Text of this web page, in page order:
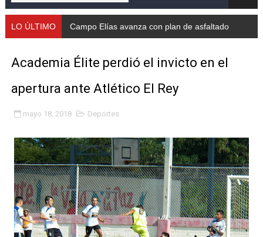
Gobernación de Mérida instalará mesa de trabajo con
Fundecem ofrece taller de bordado en punto de cruz
Gobierno bolivariano avanza en la transformación del
Hospital universitario muestra sus avances en visita
Instituto Nacional de Nutrición celebra Semana
Gobernación de Mérida fortalece el desarrollo
Corposalud inició talleres para aspirantes al curso de
LO ÚLTIMO Campo Elías avanza con plan de asfaltado
Academia Élite perdió el invicto en el
apertura ante Atlético El Rey
mayo 18, 2018 Deportes